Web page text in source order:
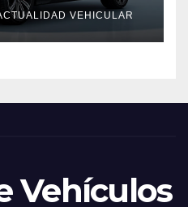
VEHICULAR
Vehículos